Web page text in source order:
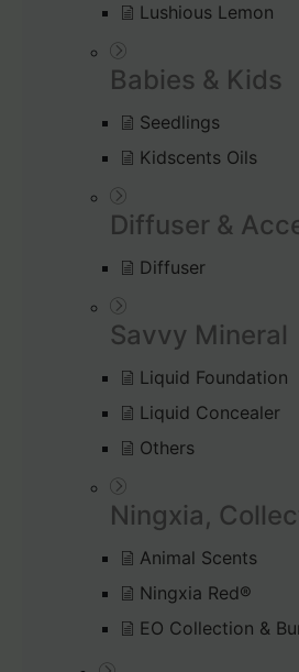
Lushious Lemon
Babies & Kids
Seedlings
Kidscents Oils
Diffuser &
Diffuser
Savvy Mineral
Liquid Foundation
Liquid Concealer
Others
Ningxia,
Animal Scents
Ningxia Red®
EO Collection &